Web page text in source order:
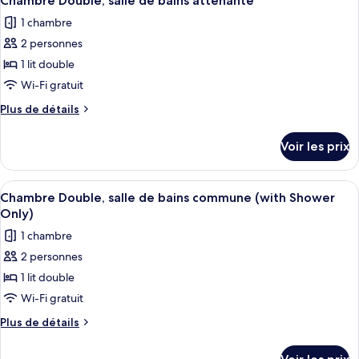
salle
de
bains
attenante
Chambre
Double
salle
de
attenante
toutes
les
photos
pour
ce
type
de
Chambre
Double,
salle
de
bains
attenante
1 chambre
2 personnes
1 lit double
Wi-Fi gratuit
Plus de détails
Plus
le
type
de
chambre
Chambre
Double,
salle
bains
attenante
Voir les prix
Afficher
toutes
les
photos
pour
ce
type
de
Un lit bien fait, avec une couette
6
Chambre Double, salle de bains commune (with Shower
Only)
1 chambre
2 personnes
1 lit double
Wi-Fi gratuit
Plus de détails
Plus